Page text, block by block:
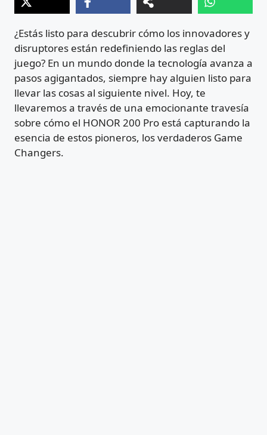
¿Estás listo para descubrir cómo los innovadores y
disruptores están redefiniendo las reglas del
juego? En un mundo donde la tecnología avanza a
pasos agigantados, siempre hay alguien listo para
llevar las cosas al siguiente nivel. Hoy, te
llevaremos a través de una emocionante travesía
sobre cómo el HONOR 200 Pro está capturando la
esencia de estos pioneros, los verdaderos Game
Changers.